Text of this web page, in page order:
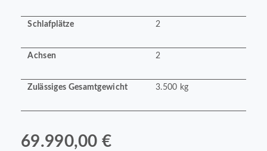
Schlafplätze 2
Achsen 2
Zulässiges Gesamtgewicht 3.500 kg
69.990,00 €